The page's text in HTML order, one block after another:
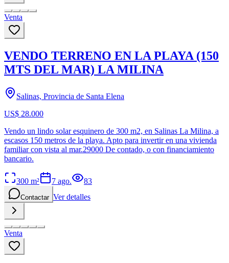
Venta
VENDO TERRENO EN LA PLAYA (150
MTS DEL MAR) LA MILINA
Salinas, Provincia de Santa Elena
US$ 28.000
Vendo un lindo solar esquinero de 300 m2, en Salinas La Milina, a
escasos 150 metros de la playa. Apto para invertir en una vivienda
familiar con vista al mar.29000 De contado, o con financiamiento
bancario.
300 m² 7 ago. 83
Contactar Ver detalles
Venta